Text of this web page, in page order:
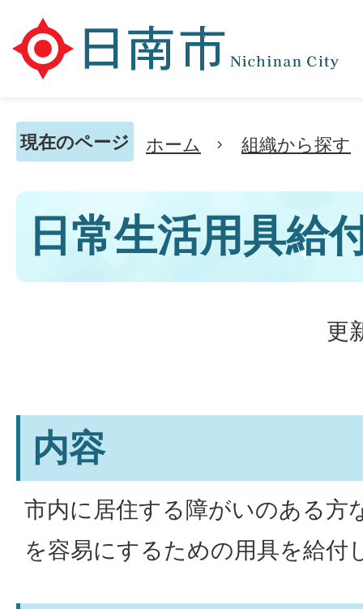
現在のページ ホーム 組織から探す
日常生活用具給
更
内容
市内に居住する障がいのある方
を容易にするための用具を給付